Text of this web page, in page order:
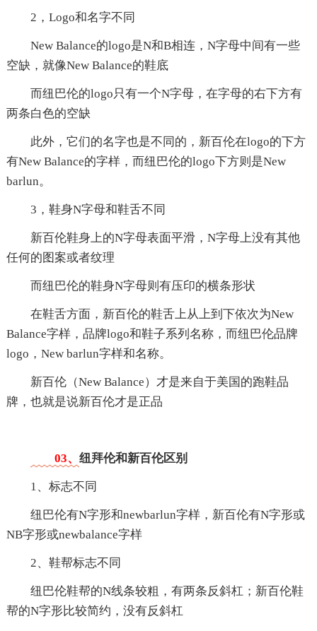
2，Logo和名字不同
New Balance的logo是N和B相连，N字母中间有一些
空缺，就像New Balance的鞋底
而纽巴伦的logo只有一个N字母，在字母的右下方有
两条白色的空缺
此外，它们的名字也是不同的，新百伦在logo的下方
有New Balance的字样，而纽巴伦的logo下方则是New
barlun。
3，鞋身N字母和鞋舌不同
新百伦鞋身上的N字母表面平滑，N字母上没有其他
任何的图案或者纹理
而纽巴伦的鞋身N字母则有压印的横条形状
在鞋舌方面，新百伦的鞋舌上从上到下依次为New
Balance字样，品牌logo和鞋子系列名称，而纽巴伦品牌
logo，New barlun字样和名称。
新百伦（New Balance）才是来自于美国的跑鞋品
牌，也就是说新百伦才是正品
03、 纽拜伦和新百伦区别
1、标志不同
纽巴伦有N字形和newbarlun字样，新百伦有N字形或
NB字形或newbalance字样
2、鞋帮标志不同
纽巴伦鞋帮的N线条较粗，有两条反斜杠；新百伦鞋
帮的N字形比较简约，没有反斜杠